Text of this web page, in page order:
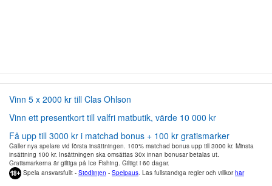
Vinn 5 x 2000 kr till Clas Ohlson
Vinn ett presentkort till valfri matbutik, värde 10 000 kr
Få upp till 3000 kr i matchad bonus + 100 kr gratismarker
Gäller nya spelare vid första insättningen. 100% matchad bonus upp till 3000 kr. Minsta
insättning 100 kr. Insättningen ska omsättas 30x innan bonusar betalas ut.
Gratismarkerna är giltiga på Ice Fishing. Giltigt i 60 dagar.
Spela ansvarsfullt - Stödlinjen - Spelpaus . Läs fullständiga regler och villkorhär